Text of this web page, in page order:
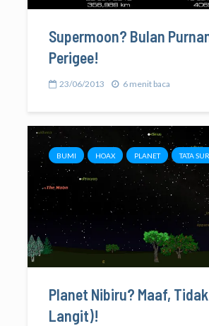
Supermoon? Bulan
Perigee!
23/06/2013 6 menit baca
BUMI HOAX PLANET TATA
Planet Nibiru? Maaf,
Langit)!